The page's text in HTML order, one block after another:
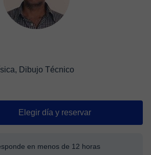
Dibujo Técnico
Elegir día y reservar
en menos de 12 horas